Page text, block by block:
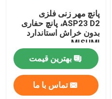
پانچ مهر زنی فلزی
ASP23 D2، پانچ حفاری
بدون خراش استاندارد
MISUMI
بهترین قیمت
تماس با ما